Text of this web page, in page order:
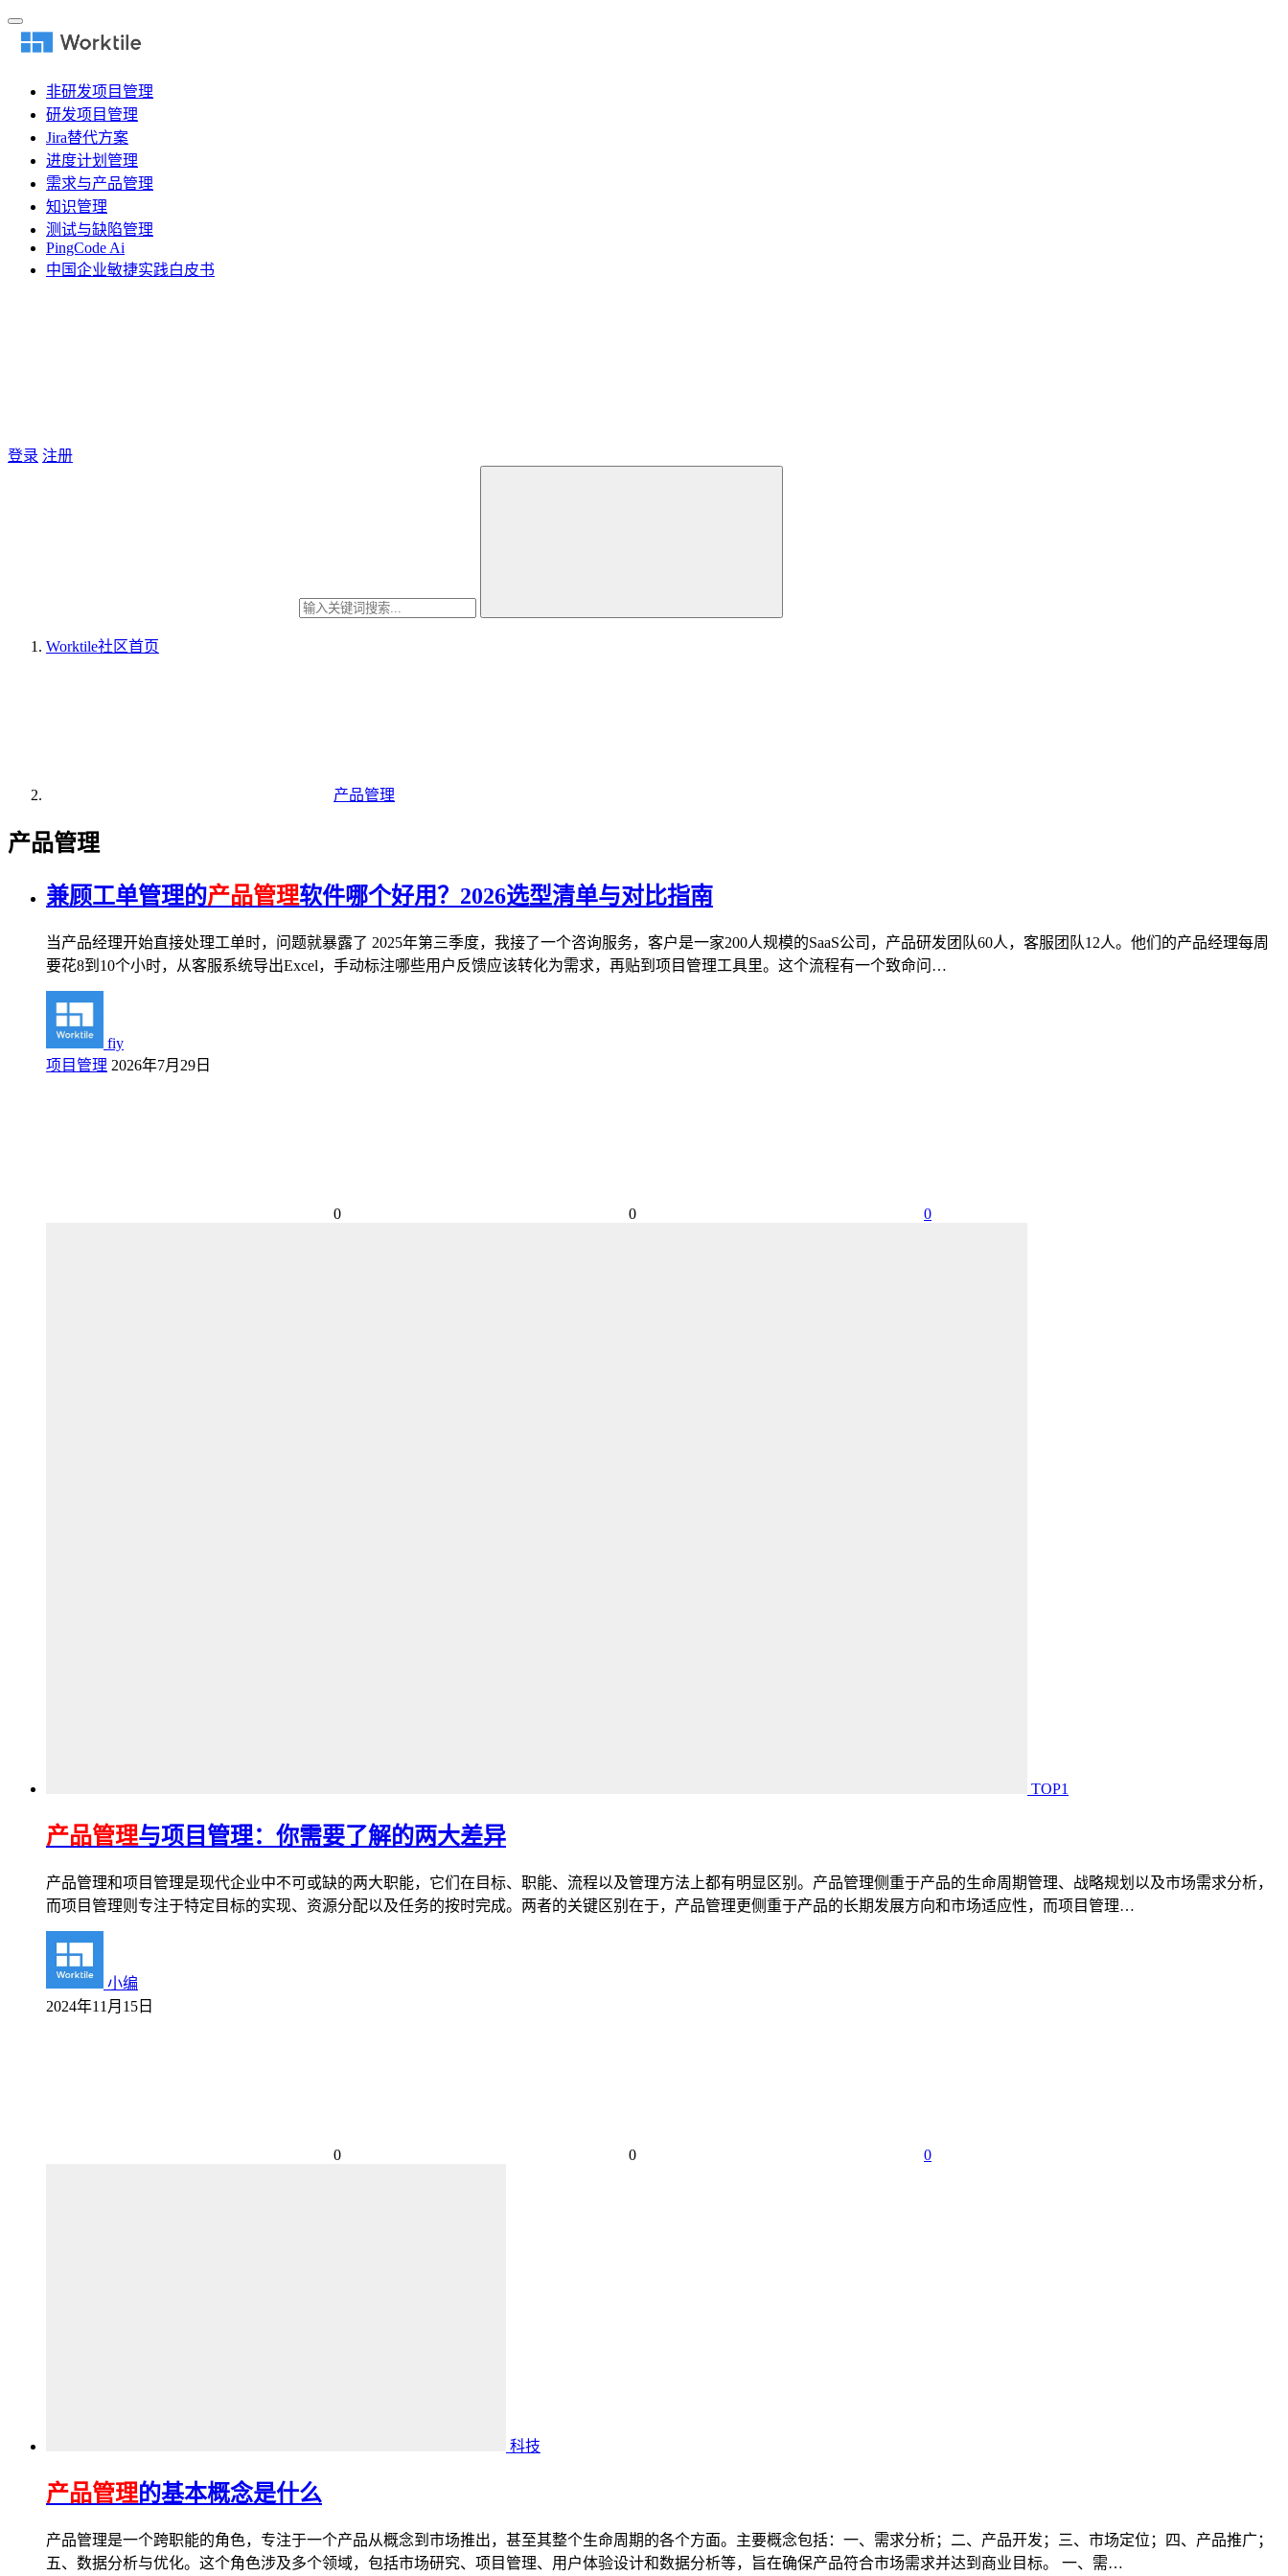
非研发项目管理
研发项目管理
Jira替代方案
进度计划管理
需求与产品管理
知识管理
测试与缺陷管理
PingCode Ai
中国企业敏捷实践白皮书
登录 注册
Worktile社区首页
产品管理
产品管理
兼顾工单管理的产品管理软件哪个好用？2026选型清单与对比指南
当产品经理开始直接处理工单时，问题就暴露了 2025年第三季度，我接了一个咨询服务，客户是一家200人规模的SaaS公司，产品研发团队60人，客服团队12人。他们的产品经理每周
要花8到10个小时，从客服系统导出Excel，手动标注哪些用户反馈应该转化为需求，再贴到项目管理工具里。这个流程有一个致命问…
fiy
项目管理 2026年7月29日
0 0 0
TOP1
产品管理与项目管理：你需要了解的两大差异
产品管理和项目管理是现代企业中不可或缺的两大职能，它们在目标、职能、流程以及管理方法上都有明显区别。产品管理侧重于产品的生命周期管理、战略规划以及市场需求分析，
而项目管理则专注于特定目标的实现、资源分配以及任务的按时完成。两者的关键区别在于，产品管理更侧重于产品的长期发展方向和市场适应性，而项目管理…
小编
2024年11月15日
0 0 0
科技
产品管理的基本概念是什么
产品管理是一个跨职能的角色，专注于一个产品从概念到市场推出，甚至其整个生命周期的各个方面。主要概念包括：一、需求分析；二、产品开发；三、市场定位；四、产品推广；
五、数据分析与优化。这个角色涉及多个领域，包括市场研究、项目管理、用户体验设计和数据分析等，旨在确保产品符合市场需求并达到商业目标。 一、需…